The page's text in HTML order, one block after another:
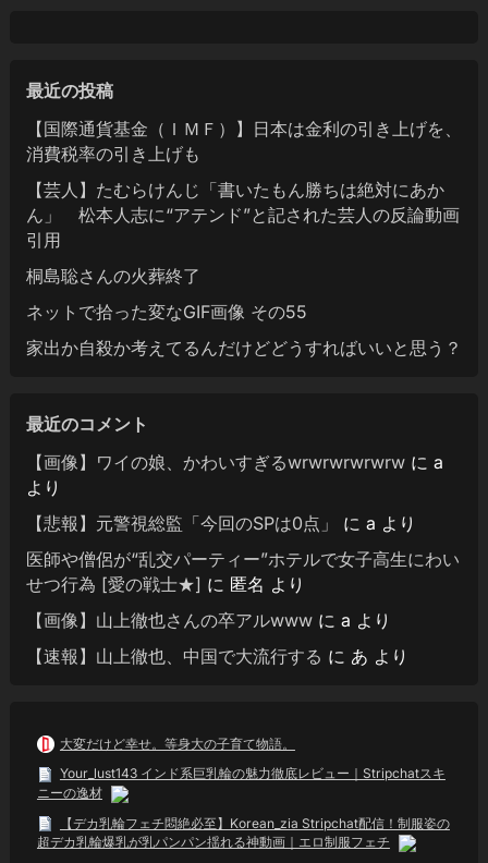
最近の投稿
【国際通貨基金（ＩＭＦ）】日本は金利の引き上げを、
消費税率の引き上げも
【芸人】たむらけんじ「書いたもん勝ちは絶対にあか
ん」 松本人志に“アテンド”と記された芸人の反論動画
引用
桐島聡さんの火葬終了
ネットで拾った変なGIF画像 その55
家出か自殺か考えてるんだけどどうすればいいと思う？
最近のコメント
【画像】ワイの娘、かわいすぎるwrwrwrwrwrwに a
より
【悲報】元警視総監「今回のSPは0点」
に a より
医師や僧侶が“乱交パーティー”ホテルで女子高生にわい
せつ行為 [愛の戦士★] に 匿名 より
【画像】山上徹也さんの卒アルwwwに a より
【速報】山上徹也、中国で大流行する に あ より
大変だけど幸せ。等身大の子育て物語。
Your_lust143 インド系巨乳輪の魅力徹底レビュー｜Stripchatスキ
ニーの逸材
【デカ乳輪フェチ悶絶必至】Korean_zia Stripchat配信！制服姿の
超デカ乳輪爆乳が乳パンパン揺れる神動画｜エロ制服フェチ